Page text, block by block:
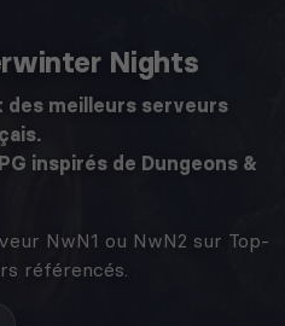
Nights
des meilleurs serveurs
inspirés de Dungeons &
NwN1 ou NwN2 sur Top-
référencés.